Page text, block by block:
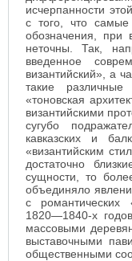
исчерпанности
с того, что
обозначения, при
неточны. Так,
введенное
византийский», а
такие
«тоновская
византийскими
сугубо
кавказских и
«византийским
достаточно
сущности, то
объединяло
с романтических
1820—1840-х
массовыми
выставочными
общественными